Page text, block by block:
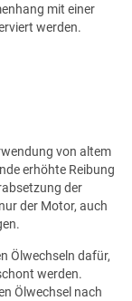
mit einer
werden.
von altem
erhöhte Reibung
der
der Motor, auch
Ölwechseln dafür,
werden.
Ölwechsel nach